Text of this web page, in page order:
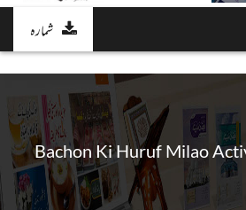
شمارہ
Bachon Ki Huruf Milao